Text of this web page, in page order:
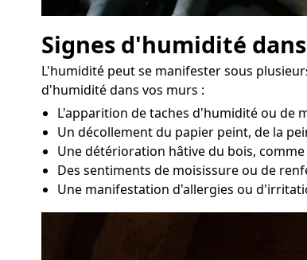
Signes d'humidité
L'humidité peut se manifester sous
d'humidité dans vos murs :
L'apparition de taches d'humidité ou de
Un décollement du papier peint, de la
Une détérioration hâtive du bois,
Des sentiments de moisissure ou de
Une manifestation d'allergies ou